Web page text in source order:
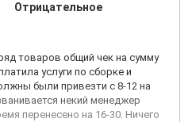
Отрицательное
товаров общий чек на сумму
услуги по сборке и
были привезти с 8-12 на
некий менеджер
перенесено на 16-30. Ничего